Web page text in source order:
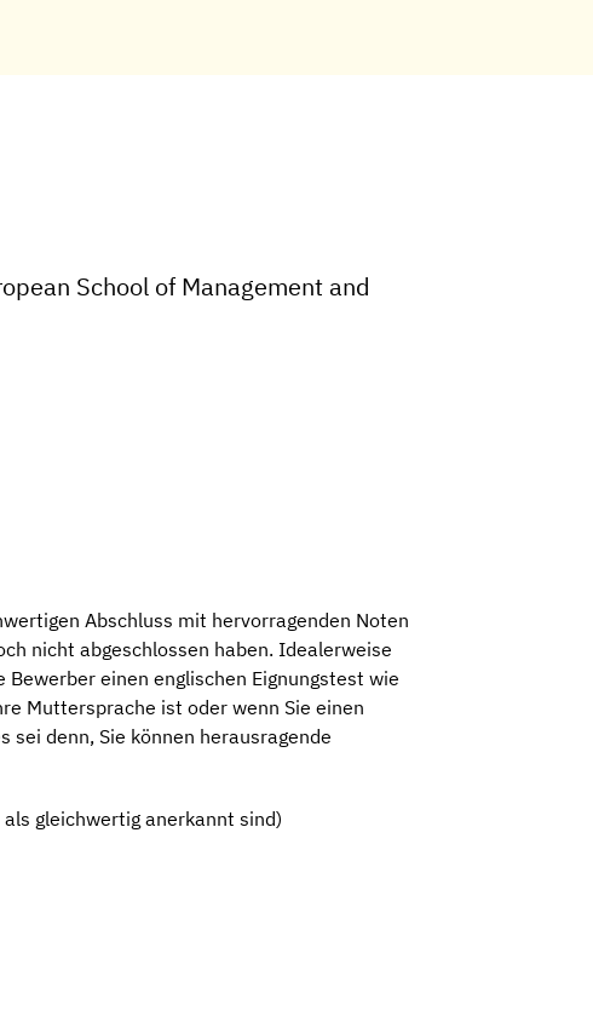
School of Management and
Abschluss mit hervorragenden Noten
nicht abgeschlossen haben. Idealerweise
einen englischen Eignungstest wie
Muttersprache ist oder wenn Sie einen
sei denn, Sie können herausragende
gleichwertig anerkannt sind)